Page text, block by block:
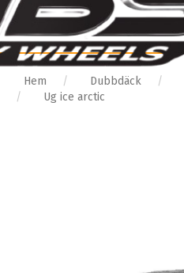
Hem Dubbdäck
Ug ice arctic